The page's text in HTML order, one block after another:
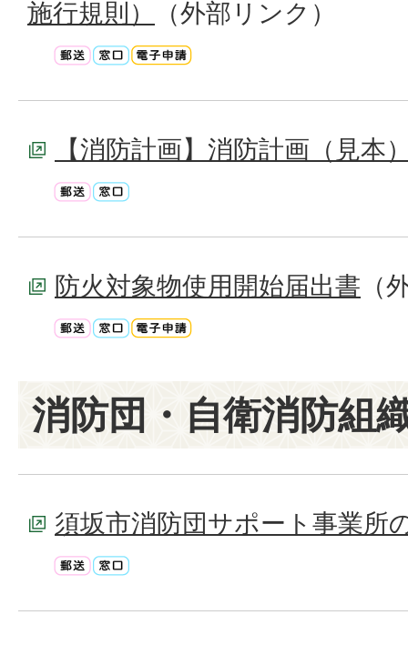
施行規則） （外部リンク）
【消防計画】消防計画（見本
防火対象物使用開始届出書 （
消防団・自衛消防組
須坂市消防団サポート事業所